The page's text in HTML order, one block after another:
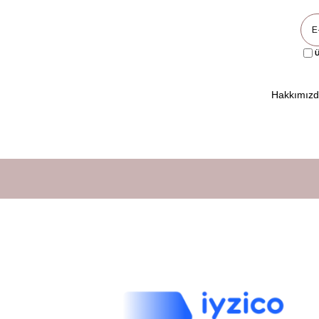
Kurumsal tasarımlar
Türkiye'nin Tüm İl ve İlçelerine Hızlı Kargo